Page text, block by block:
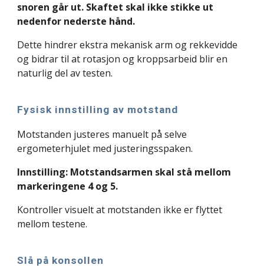
snoren går ut. Skaftet skal ikke stikke ut
nedenfor nederste hånd.
Dette hindrer ekstra mekanisk arm og rekkevidde
og bidrar til at rotasjon og kroppsarbeid blir en
naturlig del av testen.
Fysisk innstilling av motstand
Motstanden justeres manuelt på selve
ergometerhjulet med justeringsspaken.
Innstilling: Motstandsarmen skal stå mellom
markeringene 4 og 5.
Kontroller visuelt at motstanden ikke er flyttet
mellom testene.
Slå på konsollen